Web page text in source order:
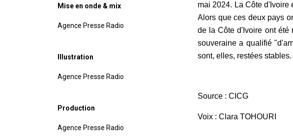
Mise en onde & mix
Agence Presse Radio
Illustration
Agence Presse Radio
Production
Agence Presse Radio
mai 2024. La Côte d'Ivoire
Alors que ces deux pays
de la Côte d'Ivoire ont été
souveraine a qualifié
sont, elles, restées stables.
Source : CICG
Voix : Clara TOHOURI